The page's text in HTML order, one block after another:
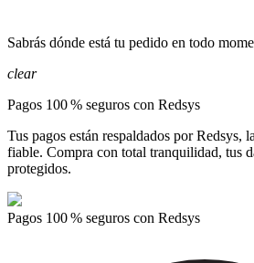
Sabrás dónde está tu pedido en todo
clear
Pagos 100 % seguros con Redsys
Tus pagos están respaldados por Redsys,
fiable. Compra con total tranquilidad, tus
protegidos.
Pagos 100 % seguros con Redsys